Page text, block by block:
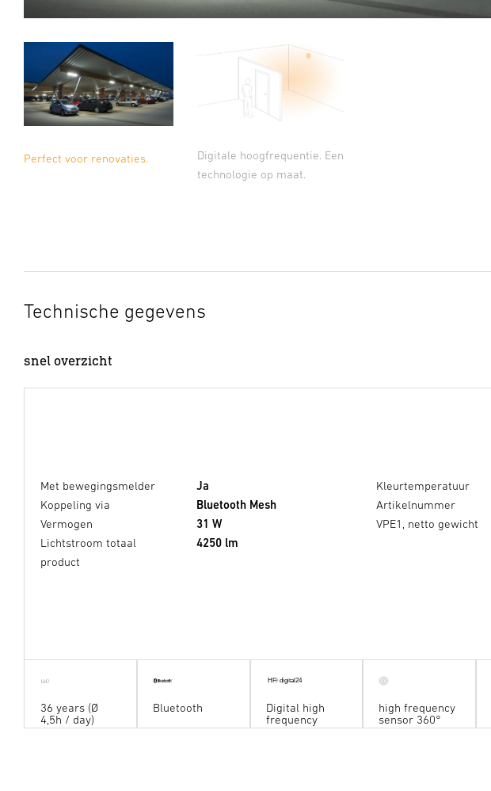
Perfect voor renovaties.
Digitale hoogfrequentie. Een
technologie op maat.
Technische gegevens
snel overzicht
Met bewegingsmelder
Ja
Koppeling via
Bluetooth Mesh
Vermogen
31 W
Lichtstroom totaal
product
4250 lm
Kleurtemperatuur
Artikelnummer
VPE1, netto gewicht
36 years (Ø
4,5h / day)
Bluetooth
HF digital24
Digital high
frequency
high frequency
sensor 360°